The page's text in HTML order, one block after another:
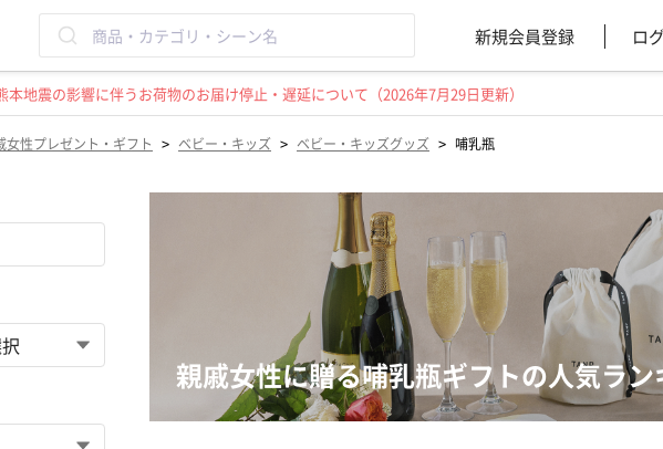
新規会員登録 ロ
本地震の影響に伴うお荷物のお届け停止・遅延について（2026年7月29日更新）
女性プレゼント・ギフト > ベビー・キッズ > ベビー・キッズグッズ > 哺乳瓶
親戚女性に贈る哺乳瓶ギフトの人気ラン